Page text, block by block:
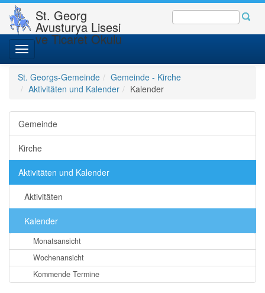
St. Georg
Avusturya Lisesi
ve Ticaret Okulu
Toggle
navigation
St. Georgs-Gemeinde
Gemeinde - Kirche
Aktivitäten und Kalender
Kalender
Gemeinde
Kirche
Aktivitäten und Kalender
Aktivitäten
Kalender
Monatsansicht
Wochenansicht
Kommende Termine